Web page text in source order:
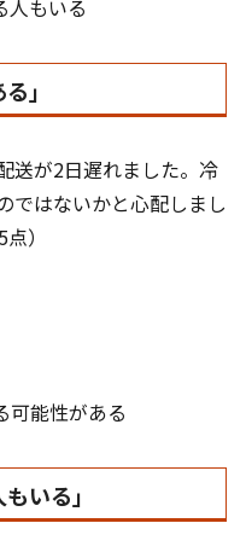
人もいる
」
送が2日遅れました。冷
ではないかと心配しまし
）
可能性がある
いる」